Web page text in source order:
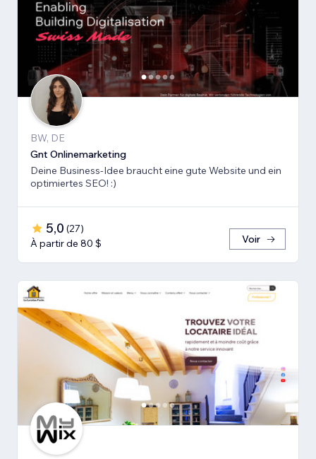
BW, DE
Gnt Onlinemarketing
Deine Business-Idee braucht eine gute Website und ein
optimiertes SEO! :)
5,0 (27)
À partir de 80 $
Voir